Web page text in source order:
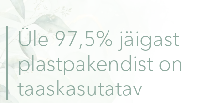
Üle 97,5% jäigast
plastpakendist on
taaskasutatav